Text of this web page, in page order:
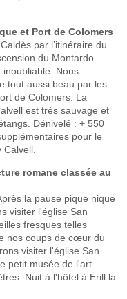
et Port de Colomers
par l’itinéraire du
du Montardo
Nous
tout aussi beau par les
de Colomers. La
est très sauvage et
Dénivelé : + 550
pour le
romane classée au
la pause pique nique
visiter l'église San
fresques telles
nos coups de cœur du
visiter l'église San
petit musée de l'art
Nuit à l'hôtel à Erill la